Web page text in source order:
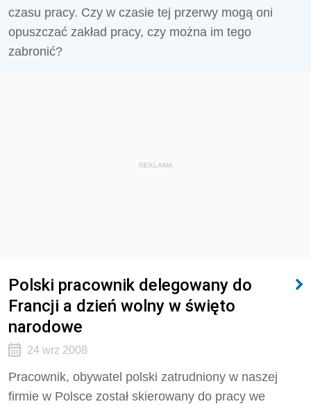
czasu pracy. Czy w czasie tej przerwy mogą oni
opuszczać zakład pracy, czy można im tego
zabronić?
REKLAMA
Polski pracownik delegowany do
Francji a dzień wolny w święto
narodowe
24 wrz 2008
Pracownik, obywatel polski zatrudniony w naszej
firmie w Polsce został skierowany do pracy we